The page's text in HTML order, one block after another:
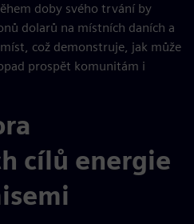
doby svého trvání by
dolarů na místních daních a
což demonstruje, jak může
prospět komunitám i
cílů energie